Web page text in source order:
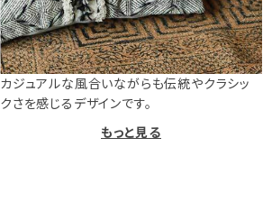
カジュアルな風合いながらも伝統やクラシッ
クさを感じるデザインです。
もっと見る